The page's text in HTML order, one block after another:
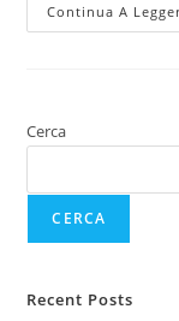
Continua A
Cerca
CERCA
Recent Posts